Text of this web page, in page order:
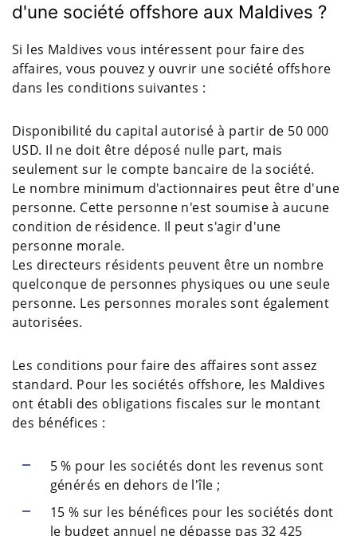
d'une société offshore aux Maldives ?
Si les Maldives vous intéressent pour faire des
affaires, vous pouvez y ouvrir une société offshore
dans les conditions suivantes :
Disponibilité du capital autorisé à partir de 50 000
USD. Il ne doit être déposé nulle part, mais
seulement sur le compte bancaire de la société.
Le nombre minimum d'actionnaires peut être d'une
personne. Cette personne n'est soumise à aucune
condition de résidence. Il peut s'agir d'une
personne morale.
Les directeurs résidents peuvent être un nombre
quelconque de personnes physiques ou une seule
personne. Les personnes morales sont également
autorisées.
Les conditions pour faire des affaires sont assez
standard. Pour les sociétés offshore, les Maldives
ont établi des obligations fiscales sur le montant
des bénéfices :
5 % pour les sociétés dont les revenus sont
générés en dehors de l'île ;
15 % sur les bénéfices pour les sociétés dont
le budget annuel ne dépasse pas 32 425